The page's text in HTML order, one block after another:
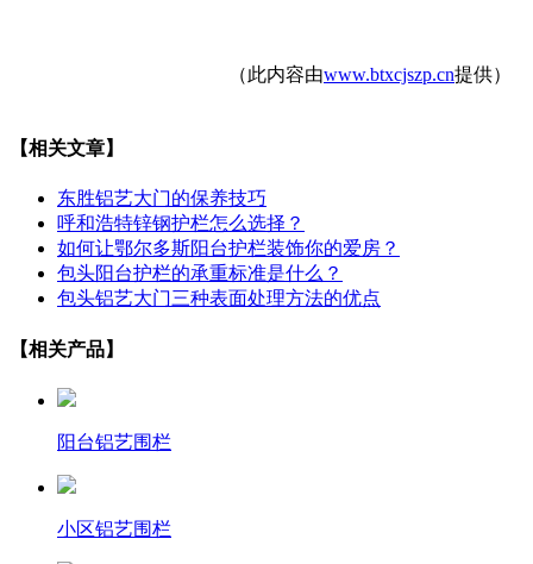
（此内容由www.btxcjszp.cn提供）
【相关文章】
东胜铝艺大门的保养技巧
呼和浩特锌钢护栏怎么选择？
如何让鄂尔多斯阳台护栏装饰你的爱房？
包头阳台护栏的承重标准是什么？
包头铝艺大门三种表面处理方法的优点
【相关产品】
阳台铝艺围栏
小区铝艺围栏